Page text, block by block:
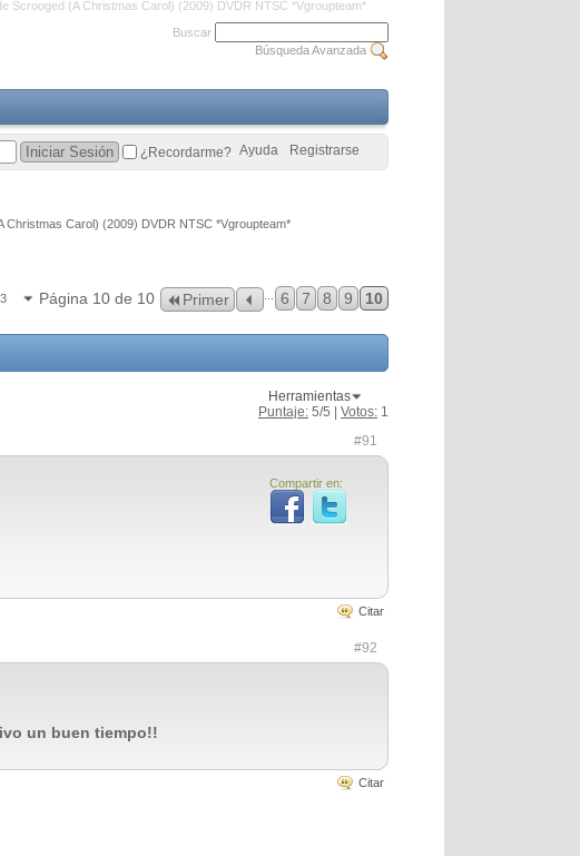
Scrooged (A Christmas Carol) (2009) DVDR NTSC *Vgroupteam*
Carol) (2009) DVDR NTSC *Vgroupteam*
Página 10 de 10 Primer 6 7 8 9 10
Herramientas
Puntaje: 5/5 | Votos: 1
#91
Compartir en:
Citar
#92
un buen tiempo!!
Citar
Buscar
Búsqueda Avanzada
Registrarse
Ayuda
¿Recordarme?